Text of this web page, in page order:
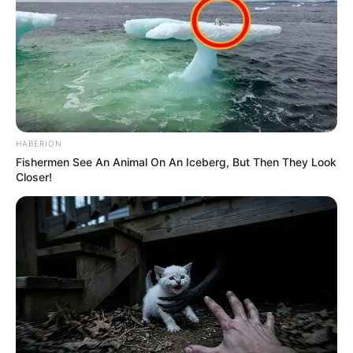
Mellette pedig pakolásokat használ, no és szed
vitaminokat. A pakolás receptjét is megosztotta:
“Én csak fiatalító vitaminnak hívom. A hajam
ápolására nagy figyelmet fordítok. Az illatozó
kencék mellett fürjtojás sárgájából és pár csepp
ricinusolajból készítek pakolást. Büdös, de
egyszerű elkészíteni és puha lesz tőle a hajam.
Nedves hajra visszük fel, dunsztkötést teszünk rá,
és meleg vízbe mártott törölközővel tekerjük be a
fejünket. 10-15 perc múlva pedig már ki is
öblíthetjük.”
HABERION
Fishermen See An Animal On An Iceberg, But Then They Look
Closer!